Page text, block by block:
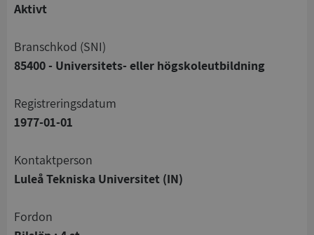
Aktivt
branschkod (SNI)
85400 - Universitets- eller högskoleutbildning
registreringsdatum
1977-01-01
Kontaktperson
Luleå Tekniska Universitet (IN)
Fordon